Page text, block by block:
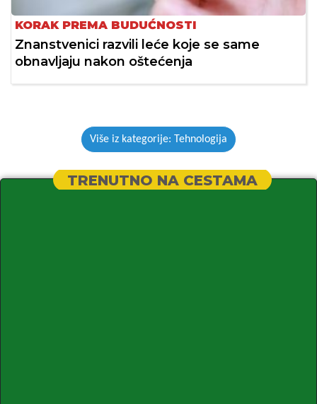
KORAK PREMA BUDUĆNOSTI
Znanstvenici razvili leće koje se same
obnavljaju nakon oštećenja
Više iz kategorije: Tehnologija
TRENUTNO NA CESTAMA